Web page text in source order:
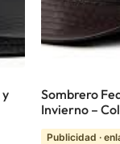
y
Sombrero
Invierno –
Publicidad ·